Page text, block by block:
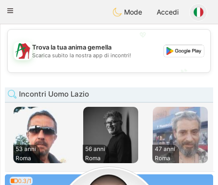
Amami Ora
Toggle
Mode Accedi
💖
💕
Trova la tua anima gemella
Scarica subito la nostra app di incontri!
Incontri Uomo Lazio
53 anni
Roma
56 anni
Roma
47 anni
Roma
0.3/1